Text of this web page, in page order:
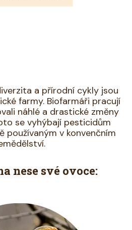
a přírodní cykly jsou
farmy. Biofarmáři pracují
náhlé a drastické změny
se vyhýbají pesticidům
používaným v konvenčním
nese své ovoce: